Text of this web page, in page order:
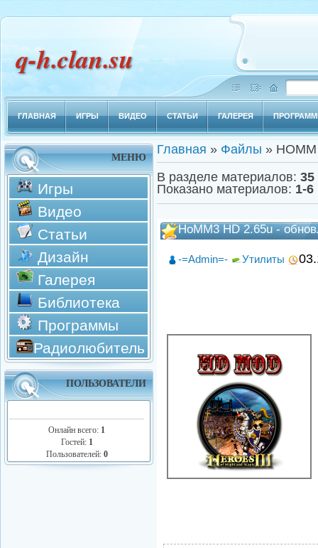
q-h.clan.su
ГЛАВНАЯ ИГРЫ ВИДЕО СТАТЬИ ГАЛЕРЕЯ
МЕНЮ
Игры
Видео
Статьи
Дизайн
Галерея
Библиотека
Программы
Радиолюбитель
ПОЛЬЗОВАТЕЛИ
Онлайн всего: 1
Гостей: 1
Пользователей: 0
Главная » Файлы »
В разделе материалов: 35
Показано материалов: 1-6
HoMM3 HD 2.65u -
-=Admin=- Утилиты